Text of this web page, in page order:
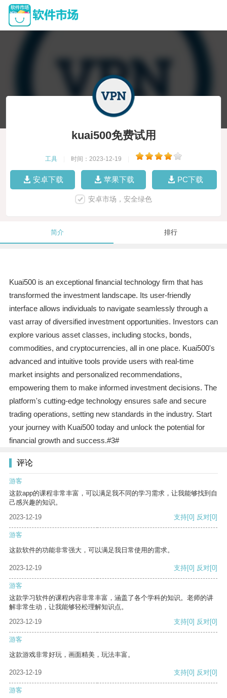
kuai500免费试用
工具 时间：2023-12-19
安卓下载 苹果下载 PC下载
安卓市场，安全绿色
简介 排行
Kuai500 is an exceptional financial technology firm that has
transformed the investment landscape. Its user-friendly
interface allows individuals to navigate seamlessly through a
vast array of diversified investment opportunities. Investors can
explore various asset classes, including stocks, bonds,
commodities, and cryptocurrencies, all in one place. Kuai500's
advanced and intuitive tools provide users with real-time
market insights and personalized recommendations,
empowering them to make informed investment decisions. The
platform's cutting-edge technology ensures safe and secure
trading operations, setting new standards in the industry. Start
your journey with Kuai500 today and unlock the potential for
financial growth and success.#3#
评论
游客
这款app的课程非常丰富，可以满足我不同的学习需求，让我能够找到自
己感兴趣的知识。
2023-12-19
支持[0] 反对[0]
游客
这款软件的功能非常强大，可以满足我日常使用的需求。
2023-12-19 支持[0] 反对[0]
游客
这款学习软件的课程内容非常丰富，涵盖了各个学科的知识。老师的讲
解非常生动，让我能够轻松理解知识点。
2023-12-19
支持[0] 反对[0]
游客
这款游戏非常好玩，画面精美，玩法丰富。
2023-12-19 支持[0] 反对[0]
游客